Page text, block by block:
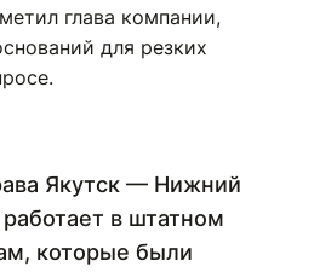
глава компании,
для резких
Якутск — Нижний
в штатном
которые были